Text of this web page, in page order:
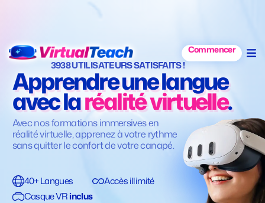
Commencer
3938 UTILISATEURS SATISFAITS !
Apprendre une langue
avec laréalité virtuelle.
Avec nos formations immersives en
réalité virtuelle, apprenez à votre rythme
sans quitter le confort de votre canapé.
40+ Langues
Accès illimité
Casque VRinclus